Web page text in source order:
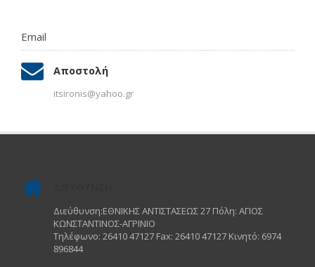
Email
Αποστολή
itsironis@yahoo.gr
Διεύθυνση:ΕΘΝΙΚΗΣ ΑΝΤΙΣΤΑΣΕΩΣ 27 Πόλη: ΑΓΙΟΣ
ΚΩΝΣΤΑΝΤΙΝΟΣ-ΑΓΡΙΝΙΟ
Τηλέφωνο: 26410 47127 Fax: 26410 47127 Κινητό: 6974
896844